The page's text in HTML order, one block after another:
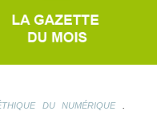
DU NUMÉRIQUE.